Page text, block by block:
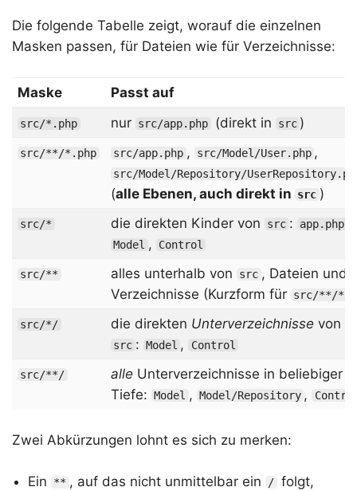
Die folgende Tabelle zeigt, worauf die einzelnen
Masken passen, für Dateien wie für Verzeichnisse:
Maske Passt auf
src/*.php nur src/app.php (direkt in src )
src/**/*.php src/app.php , src/Model/User.php ,
src/Model/Repository/
(alle Ebenen, auch direkt in src )
src/* die direkten Kinder von src : app.php
Model , Control
src/** alles unterhalb von src , Dateien und
Verzeichnisse (Kurzform für src/**/*
src/*/ die direkten Unterverzeichnisse von
src : Model , Control
src/**/ alle Unterverzeichnisse in beliebiger
Tiefe: Model , Model/Repository ,
Zwei Abkürzungen lohnt es sich zu merken:
Ein ** , auf das nicht unmittelbar ein / folgt,